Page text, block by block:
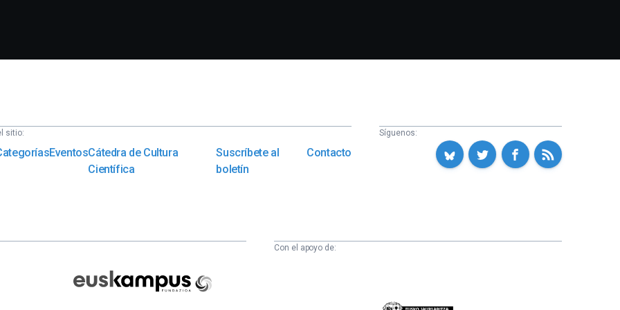
sitio:
EventosCátedra de Cultura
Científica
Suscríbete al
boletín
Contacto
Síguenos:
Fundazioa
Con el apoyo de: